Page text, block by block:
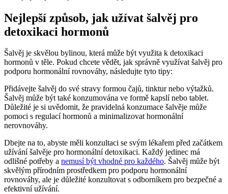
Nejlepší způsob, jak užívat šalvěj pro
detoxikaci hormonů
Šalvěj je skvělou bylinou, která může být využita k detoxikaci
hormonů v těle. Pokud chcete vědět, jak správně využívat šalvěj pro
podporu hormonální rovnováhy, následujte tyto tipy:
Přidávejte šalvěj do své stravy formou čajů, tinktur nebo výtažků.
Šalvěj může být také konzumována ve formě kapslí nebo tablet.
Důležité je si uvědomit, že pravidelná konzumace šalvěje může
pomoci s regulací hormonů a minimalizovat hormonální
nerovnováhy.
Dbejte na to, abyste měli konzultaci se svým lékařem před začátkem
užívání šalvěje pro hormonální detoxikaci. Každý jedinec má
odlišné potřeby a nemusí být vhodné pro každého. Šalvěj může být
skvělým přírodním prostředkem pro podporu hormonální
rovnováhy, ale je důležité konzultovat s odborníkem pro bezpečné a
efektivní užívání.